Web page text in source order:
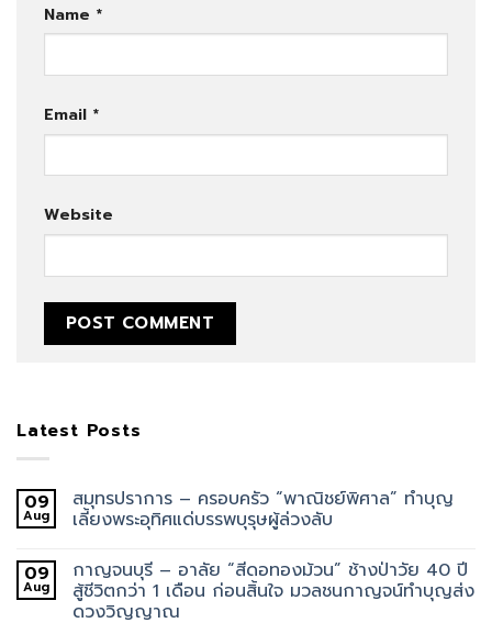
Name *
Email *
Website
Latest Posts
09
Aug
สมุทรปราการ – ครอบครัว “พาณิชย์พิศาล” ทำบุญ
เลี้ยงพระอุทิศแด่บรรพบุรุษผู้ล่วงลับ
09
Aug
กาญจนบุรี – อาลัย “สีดอทองม้วน” ช้างป่าวัย 40 ปี
สู้ชีวิตกว่า 1 เดือน ก่อนสิ้นใจ มวลชนกาญจน์ทำบุญส่ง
ดวงวิญญาณ